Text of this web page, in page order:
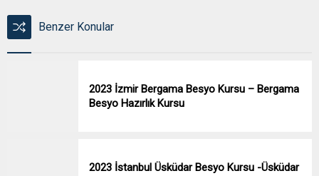
Benzer Konular
2023 İzmir Bergama Besyo Kursu – Bergama
Besyo Hazırlık Kursu
2023 İstanbul Üsküdar Besyo Kursu -Üsküdar